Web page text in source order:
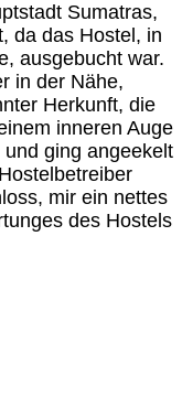
Sumatras,
da das Hostel, in
ausgebucht war.
in der Nähe,
Herkunft, die
inneren Auge
ging angeekelt
mir ein nettes
des Hostels